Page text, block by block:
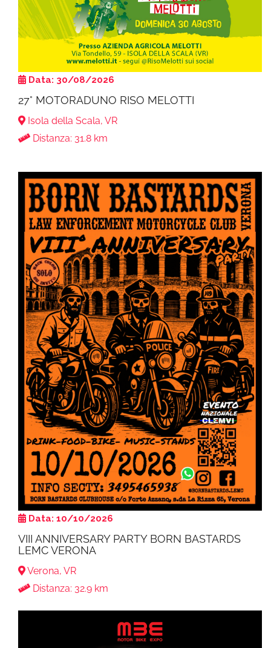
Data: 30/08/2026
27° MOTORADUNO RISO MELOTTI
Isola della Scala, VR
Distanza: 31.8 km
Data: 10/10/2026
VIII ANNIVERSARY PARTY BORN BASTARDS
LEMC VERONA
Verona, VR
Distanza: 32.9 km